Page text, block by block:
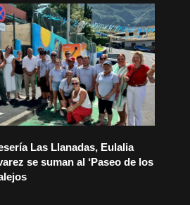
Las Llanadas, Eulalia
se suman al ‘Paseo de los